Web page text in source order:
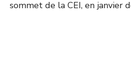
sommet de la CEI, en janvier